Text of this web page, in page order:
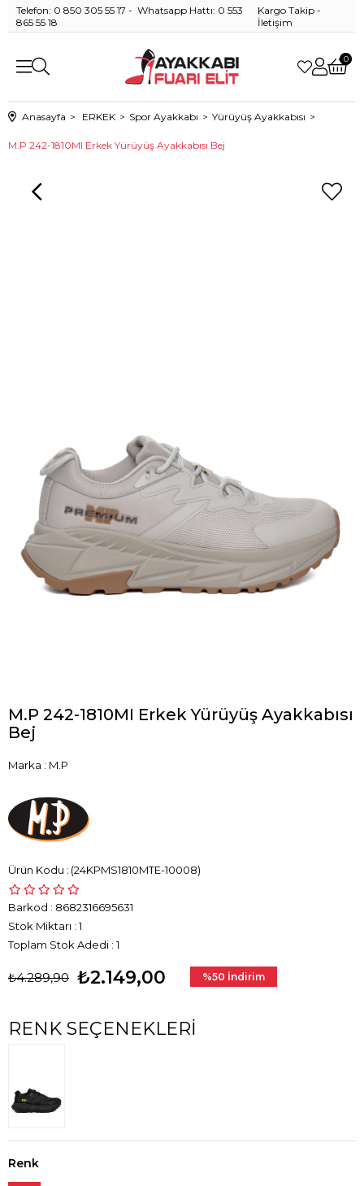
Telefon: 0 850 305 55 17 - Whatsapp Hattı: 0 553
865 55 18
Kargo Takip -
İletişim
0
Anasayfa ERKEK Spor Ayakkabı Yürüyüş Ayakkabısı
M.P 242-1810MI Erkek Yürüyüş Ayakkabısı Bej
M.P 242-1810MI Erkek Yürüyüş Ayakkabısı
Bej
Marka : M.P
(24KPMS1810MTE-10008)
Barkod : 8682316695631
Stok Miktarı : 1
Toplam Stok Adedi : 1
₺4.289,90 ₺2.149,00 %50 İndirim
RENK SEÇENEKLERI
Renk